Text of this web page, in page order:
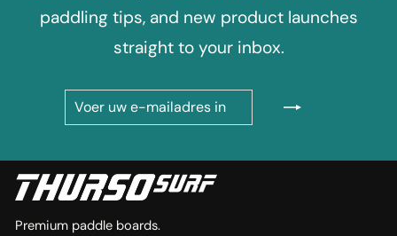
paddling tips, and new product launches
straight to your inbox.
VOER
UW
IN
ABONNEREN
Premium paddle boards.